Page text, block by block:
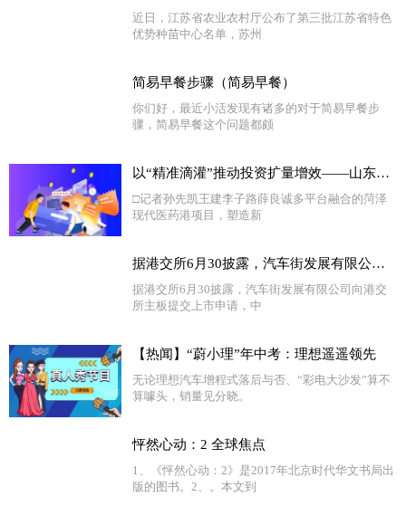
近日，江苏省农业农村厅公布了第三批江苏省特色
优势种苗中心名单，苏州
简易早餐步骤（简易早餐）
你们好，最近小活发现有诸多的对于简易早餐步
骤，简易早餐这个问题都颇
以“精准滴灌”推动投资扩量增效——山东省绿色低碳高质量发展重点项目现场观摩札记②
□记者孙先凯王建李子路薛良诚多平台融合的菏泽
现代医药港项目，塑造新
据港交所6月30披露，汽车街发展有限公司向港交所主板提交上市申请，中信证券、海通国际为其联席保荐人 独家
据港交所6月30披露，汽车街发展有限公司向港交
所主板提交上市申请，中
【热闻】“蔚小理”年中考：理想遥遥领先
无论理想汽车增程式落后与否、“彩电大沙发”算不
算噱头，销量见分晓。
怦然心动：2 全球焦点
1、《怦然心动：2》是2017年北京时代华文书局出
版的图书。2、。本文到